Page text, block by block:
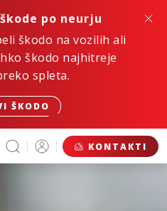
po neurju
škodo na vozilih ali
škodo najhitreje
spleta.
ŠKODO
KONTAKTI